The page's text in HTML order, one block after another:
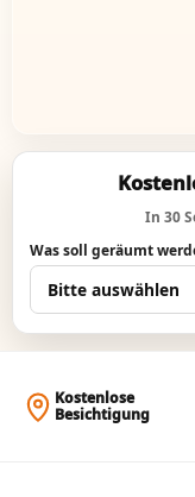
In 30
Was soll geräumt
Kostenlose
Besichtigung